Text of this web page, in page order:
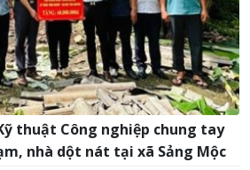
thuật Công nghiệp chung tay
nhà dột nát tại xã Sảng Mộc